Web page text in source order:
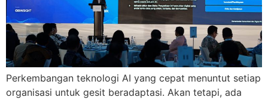
Perkembangan teknologi AI yang cepat menuntut setiap
organisasi untuk gesit beradaptasi. Akan tetapi, ada